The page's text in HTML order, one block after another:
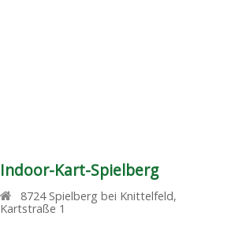
Indoor-Kart-Spielberg
8724 Spielberg bei Knittelfeld,
Kartstraße 1